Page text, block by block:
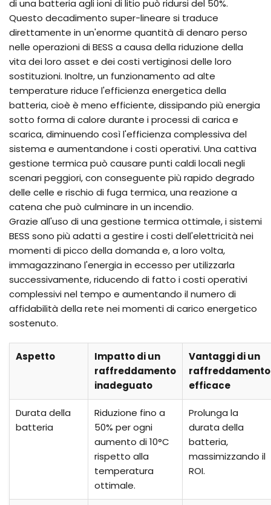
di una batteria agli ioni di litio può ridursi del 50%.
Questo decadimento super-lineare si traduce
direttamente in un'enorme quantità di denaro perso
nelle operazioni di BESS a causa della riduzione della
vita dei loro asset e dei costi vertiginosi delle loro
sostituzioni. Inoltre, un funzionamento ad alte
temperature riduce l'efficienza energetica della
batteria, cioè è meno efficiente, dissipando più energia
sotto forma di calore durante i processi di carica e
scarica, diminuendo così l'efficienza complessiva del
sistema e aumentandone i costi operativi. Una cattiva
gestione termica può causare punti caldi locali negli
scenari peggiori, con conseguente più rapido degrado
delle celle e rischio di fuga termica, una reazione a
catena che può culminare in un incendio.
Grazie all'uso di una gestione termica ottimale, i sistemi
BESS sono più adatti a gestire i costi dell'elettricità nei
momenti di picco della domanda e, a loro volta,
immagazzinano l'energia in eccesso per utilizzarla
successivamente, riducendo di fatto i costi operativi
complessivi nel tempo e aumentando il numero di
affidabilità della rete nei momenti di carico energetico
sostenuto.
Aspetto
Impatto di un
raffreddamento
inadeguato
Vantaggi di un
raffreddamento
efficace
Durata della
batteria
Riduzione fino a
50% per ogni
aumento di 10°C
rispetto alla
temperatura
ottimale.
Prolunga la
durata della
batteria,
massimizzando il
ROI.